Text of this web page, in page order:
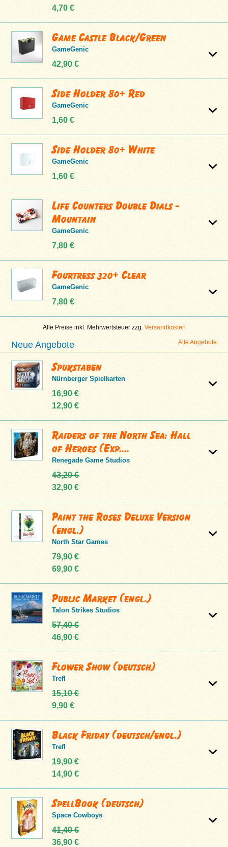
4,70 €
Game Castle Black/Green
GameGenic
42,90 €
Side Holder 80+ Red
GameGenic
1,60 €
Side Holder 80+ White
GameGenic
1,60 €
Life Counters Double Dials -
Mountain
GameGenic
7,80 €
Fourtress 320+ Clear
GameGenic
7,80 €
Alle Preise inkl. Mehrwertsteuer zzg. Versandkosten
Alle Angebote
Neue Angebote
Spukstaben
Nürnberger Spielkarten
16,90 €
12,90 €
Raiders of the North Sea: Hall
of Heroes (Exp....
Renegade Game Studios
43,20 €
32,90 €
Paint the Roses Deluxe Version
(engl.)
North Star Games
79,90 €
69,90 €
Public Market (engl.)
Talon Strikes Studios
57,40 €
46,90 €
Flower Show (deutsch)
Trefl
15,10 €
9,90 €
Black Friday (deutsch/engl.)
Trefl
19,90 €
14,90 €
SpellBook (deutsch)
Space Cowboys
41,40 €
36,90 €